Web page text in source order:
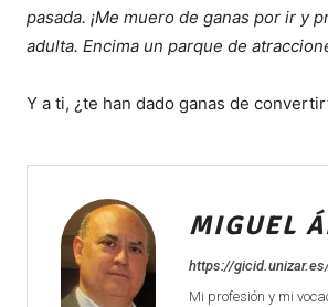
pasada. ¡Me muero de ganas por ir y
adulta. Encima un parque de
Y a ti, ¿te han dado ganas de
MIGUEL
https://
Mi profesión y mi